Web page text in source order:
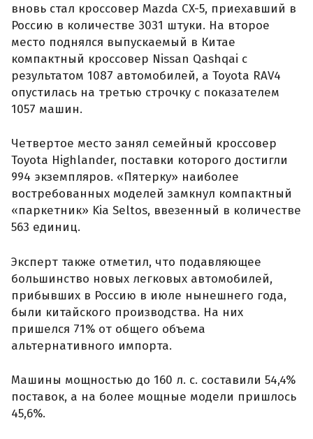
вновь стал кроссовер Mazda CX-5, приехавший в
Россию в количестве 3031 штуки. На второе
место поднялся выпускаемый в Китае
компактный кроссовер Nissan Qashqai с
результатом 1087 автомобилей, а Toyota RAV4
опустилась на третью строчку с показателем
1057 машин.
Четвертое место занял семейный кроссовер
Toyota Highlander, поставки которого достигли
994 экземпляров. «Пятерку» наиболее
востребованных моделей замкнул компактный
«паркетник» Kia Seltos, ввезенный в количестве
563 единиц.
Эксперт также отметил, что подавляющее
большинство новых легковых автомобилей,
прибывших в Россию в июле нынешнего года,
были китайского производства. На них
пришелся 71% от общего объема
альтернативного импорта.
Машины мощностью до 160 л. с. составили 54,4%
поставок, а на более мощные модели пришлось
45,6%.